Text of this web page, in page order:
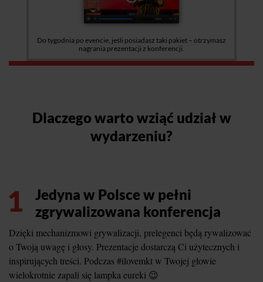
Do tygodnia po evencie, jeśli posiadasz taki pakiet – otrzymasz
nagrania prezentacji z konferencji.
Dlaczego warto wziąć udział w
wydarzeniu?
1
Jedyna w Polsce w pełni
zgrywalizowana konferencja
Dzięki mechanizmowi grywalizacji, prelegenci będą rywalizować
o Twoją uwagę i głosy. Prezentacje dostarczą Ci użytecznych i
inspirujących treści. Podczas #ilovemkt w Twojej głowie
wielokrotnie zapali się lampka eureki 😉